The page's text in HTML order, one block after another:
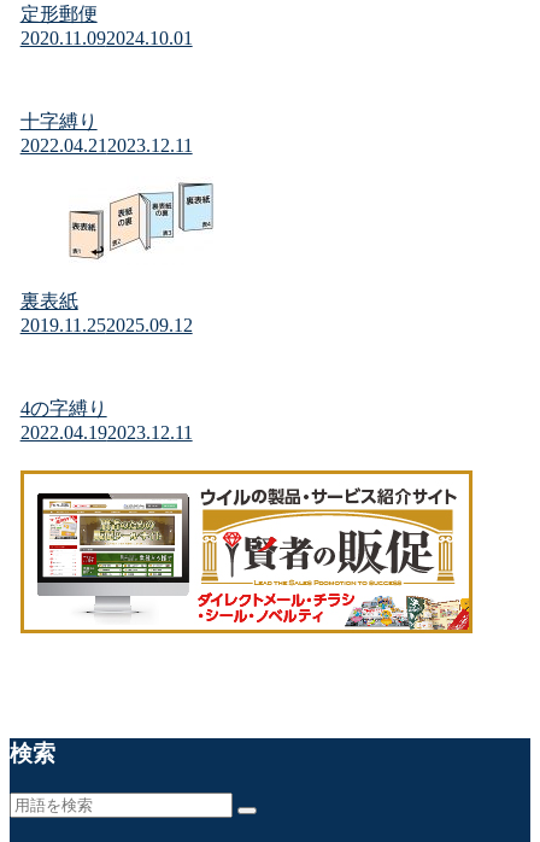
定形郵便
2020.11.092024.10.01
十字縛り
2022.04.21 2023.12.11
裏表紙
2019.11.252025.09.12
4の字縛り
2022.04.192023.12.11
検索